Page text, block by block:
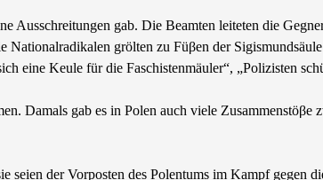
Ausschreitungen gab. Die Beamten leiteten die
grölten zu Füβen der
eine Keule für die Faschistenmäuler“, „Polizisten
Damals gab es in Polen auch viele
seien der Vorposten des Polentums im Kampf gegen